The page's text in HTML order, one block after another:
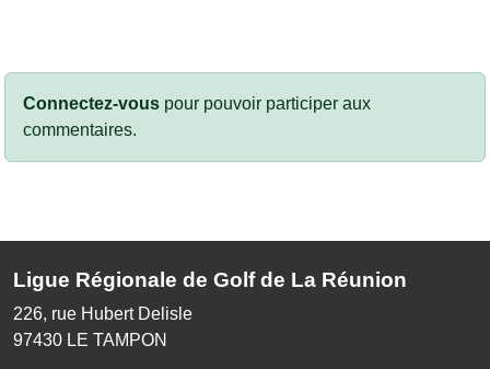
Connectez-vous pour pouvoir participer aux
commentaires.
Ligue Régionale de Golf de La Réunion
226, rue Hubert Delisle
97430 LE TAMPON